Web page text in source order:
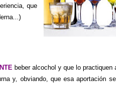
que
beber alcochol y que lo practiquen
y, obviando, que esa aportación